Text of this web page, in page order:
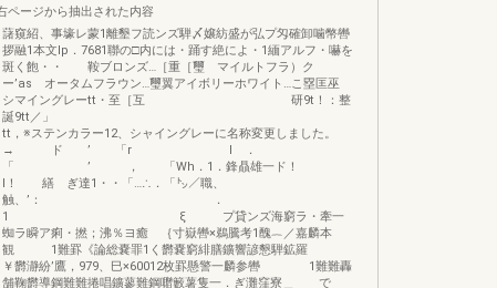
ページから抽出された内容
藷窺紹、事壕レ蒙1離墾フ読ンズ騨〆嬢紡盛が弘プ匁確卸噛幣轡
拶融1本文lp．7681聯の□内には・踊す絶によ・1緬アルフ・嚇を
斑く飽・・ 鞍ブロンズ…［重［璽 マイルトフラ）ク
ー’as オータムフラウン…璽翼アイボリーホワイト…こ塁匡巫
シマイングレーtt・至［互 研9t！：整
誕9tt／」
tt，※ステンカラー12、シャイングレーに名称変更しました。
→ ド ’ 「r I ．
「 ’ ， 「Wh．1．鋒贔雄一ド！
l！ 繕 ぎ達1・・「…∴．「㌧／職、
触、’： ．
1 ξ プ貸ンズ海窮ラ・牽一
蜘ラ瞬ア痢・撚；沸％ヨ癒 ｛寸嶽轡×鵜騰考1醜︷／嘉麟本
観 1難罫《論総嚢罪1く欝嚢窮緋膳鑛響諺懇騨鉱羅
￥欝瀞紛’鷹，979、巳×60012枚罫懸警一麟参轡 1難難轟
舗鞠欝導鋼難難捲唱鑛蓼難鋼囎籔薯隻一．ぎ灘窪寮＿ で